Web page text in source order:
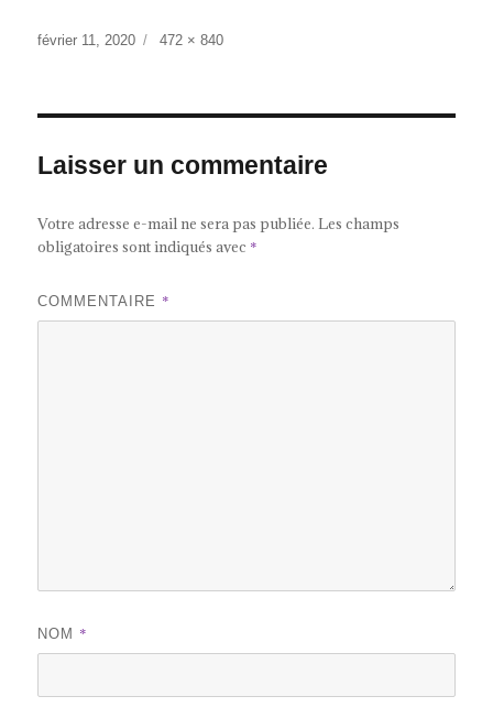
Publié
février 11, 2020
Taille
472 × 840
Laisser un commentaire
Votre adresse e-mail ne sera pas publiée. Les champs
obligatoires sont indiqués avec *
COMMENTAIRE *
NOM *